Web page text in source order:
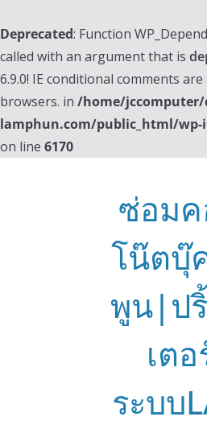
Deprecated: Function
called with an argument that is
6.9.0! IE conditional comments
browsers. in /home/
lamphun.com/public_html/
on line 6170
ซ่อม
โน๊ตบุ๊
พูน|ป
เตอ
ระบบ